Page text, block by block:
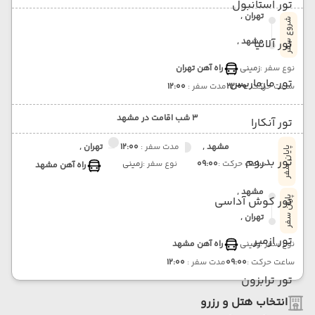
تور استانبول
تور آلانیا
تور مارماریس
تور آنکارا
تور بدروم
تور کوش آداسی
تور ازمیر
تور ترابزون
شروع سفر
تهران ,
مشهد ,
نوع سفر :زمینی
راه آهن تهران
ساعت حرکت :22:00مدت سفر : 12:00
3 شب اقامت در مشهد
پایان سفر
مشهد ,
ساعت حرکت :09:00
مدت سفر : 12:00
نوع سفر :زمینی
تهران ,
راه آهن مشهد
پایان سفر
مشهد ,
تهران ,
نوع سفر :زمینی
راه آهن مشهد
ساعت حرکت :09:00مدت سفر : 12:00
انتخاب هتل و رزرو